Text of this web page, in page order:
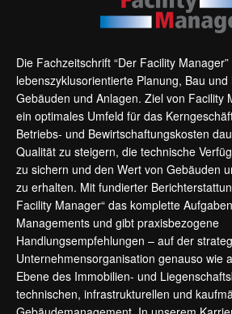
Die Fachzeitschrift “Der Facility
lebenszyklusorientierte Planung, Bau
Gebäuden und Anlagen. Ziel von Facility
ein optimales Umfeld für das
Betriebs- und Bewirtschaftungskosten
Qualität zu steigern, die technische
zu sichern und den Wert von Gebäuden
zu erhalten. Mit fundierter
Facility Manager“ das komplette
Managements und gibt praxisbezogene
Handlungsempfehlungen – auf der
Unternehmensorganisation genauso wie
Ebene des Immobilien- und
technischen, infrastrukturellen und